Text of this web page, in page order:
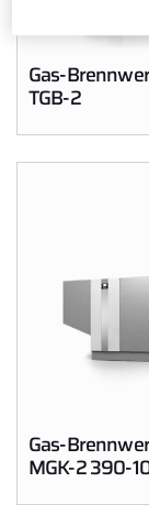
Gas-
TGB-2
Gas-
MGK-2 390-
Tools
WOLF